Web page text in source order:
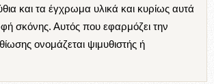
και τα έγχρωμα υλικά και κυρίως αυτά
σκόνης. Αυτός που εφαρμόζει την
ονομάζεται ψιμυθιστής ή